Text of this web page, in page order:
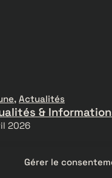
Gérer le
, Actualités
&
2026